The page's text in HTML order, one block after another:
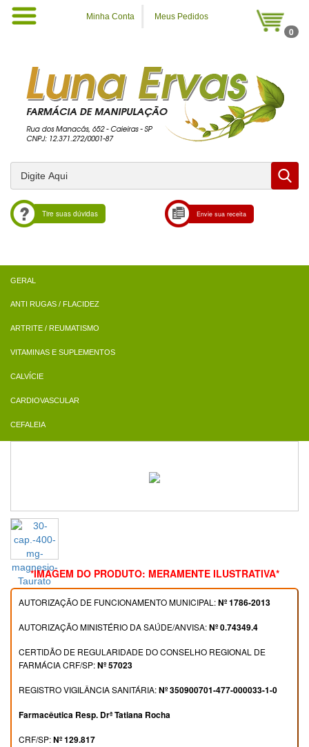
Minha Conta Meus Pedidos
0
Tire suas dúvidas Envie sua receita
ANTI RUGAS / FLACIDEZ
ARTRITE / REUMATISMO
VITAMINAS E SUPLEMENTOS
CALVÍCIE
CARDIOVASCULAR
CEFALEIA
*IMAGEM DO PRODUTO: MERAMENTE ILUSTRATIVA*
AUTORIZAÇÃO DE FUNCIONAMENTO MUNICIPAL:Nº 1786-2013
AUTORIZAÇÃO MINISTÉRIO DA SAÚDE/ANVISA:Nº 0.74349.4
CERTIDÃO DE REGULARIDADE DO CONSELHO REGIONAL DE
FARMÁCIA CRF/SP:Nº 57023
REGISTRO VIGILÂNCIA SANITÁRIA:Nº 350900701-477-000033-1-0
Farmacêutica Resp. Drª Tatiana Rocha
CRF/SP:Nº 129.817